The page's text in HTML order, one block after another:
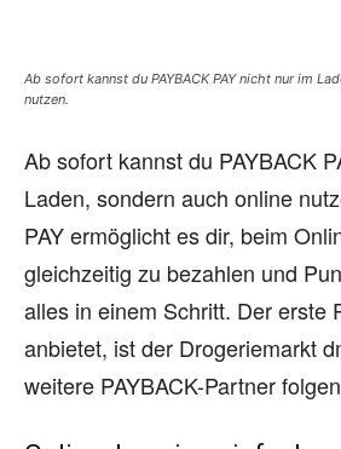
Ab sofort kannst du PAYBACK PAY nicht nur im
nutzen.
Ab sofort kannst du PAYBACK
Laden, sondern auch online
PAY ermöglicht es dir, beim
gleichzeitig zu bezahlen und
alles in einem Schritt. Der erste
anbietet, ist der Drogeriemarkt
weitere PAYBACK-Partner